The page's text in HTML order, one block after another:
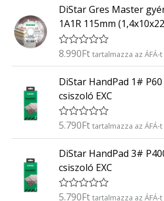
/
5
é
k
e
l
é
s
:
/
5
DiStar Gres Master
1A1R 115mm
É
é
e
l
é
s
:
/
5
8.990Ft tartalmazza az ÁFÁ-t
DiStar HandPad 1#
csiszoló EXC
É
é
e
l
5.790Ft tartalmazza az ÁFÁ-t
DiStar HandPad 3#
csiszoló EXC
É
5.790Ft tartalmazza az ÁFÁ-t